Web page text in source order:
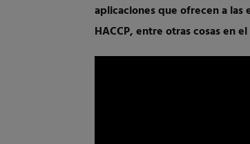
aplicaciones que ofrecen a
HACCP, entre otras cosas en